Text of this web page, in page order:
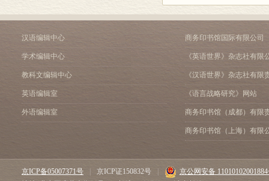
汉语编辑中心
学术编辑中心
教科文编辑中心
英语编辑室
外语编辑室
商务印书馆国际有限公司
《英语世界》杂志社有限
《汉语世界》杂志社有限
《语言战略研究》网站
商务印书馆（成都）有限
商务印书馆（上海）有限
京ICP备05007371号 京ICP证150832号
京公网安备